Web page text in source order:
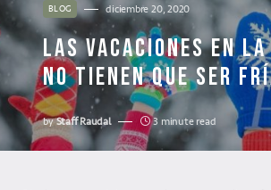
BLOG diciembre 20, 2020
LAS VACACIONES EN
NO TIENEN QUE SER
byStaff Raudal 3 minute read